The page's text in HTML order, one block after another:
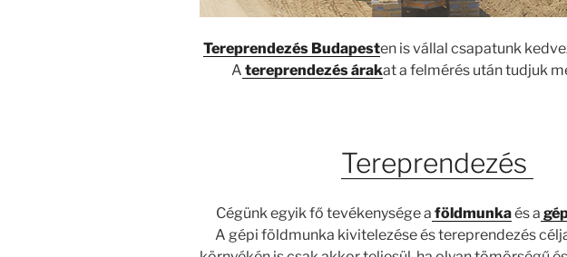
Tereprendezés Budapesten is vállal csapatunk
A tereprendezés árakat a felmérés után tudjuk
Tereprendezés
Cégünk egyik fő tevékenysége a földmunkaés a
A gépi földmunka kivitelezése és tereprendezés